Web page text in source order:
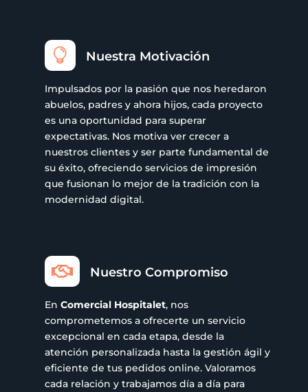
 Nuestra Motivación
Impulsados por la pasión que nos heredaron
abuelos, padres y ahora hijos, cada proyecto
es una oportunidad para superar
expectativas. Nos motiva ver crecer a
nuestros clientes y ser parte fundamental de
su éxito, ofreciendo servicios de impresión
que fusionan lo mejor de la tradición con la
modernidad digital.
 Nuestro Compromiso
En Comercial Hospitalet, nos
comprometemos a ofrecerte un servicio
excepcional en cada etapa, desde la
atención personalizada hasta la gestión ágil y
eficiente de tus pedidos online. Valoramos
cada relación y trabajamos día a día para